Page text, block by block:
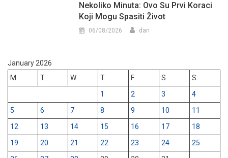
Nekoliko Minuta: Ovo Su Prvi Koraci
Koji Mogu Spasiti Život
06/08/2026 dan
January 2026
M
T W T F S
S
1
2 3
4
5
6 7 8 9 10
11
12
13 14 15 16 17
18
19
20 21 22 23 24
25